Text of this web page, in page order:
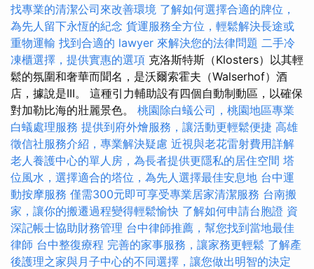
找專業的清潔公司來改善環境 了解如何選擇合適的牌位，
為先人留下永恆的紀念 貨運服務全方位，輕鬆解決長途或
重物運輸 找到合適的 lawyer 來解決您的法律問題 二手冷
凍櫃選擇，提供實惠的選項 克洛斯特斯（Klosters）以其輕
鬆的氛圍和奢華而聞名，是沃爾索霍夫（Walserhof）酒
店，據說是III。 這種引力輔助設有四個自動制動區，以確保
對加勒比海的壯麗景色。 桃園除白蟻公司，桃園地區專業
白蟻處理服務 提供到府外燴服務，讓活動更輕鬆便捷 高雄
徵信社服務介紹，專業解決疑慮 近視與老花雷射費用詳解
老人養護中心的單人房，為長者提供更隱私的居住空間 塔
位風水，選擇適合的塔位，為先人選擇最佳安息地 台中運
動按摩服務 僅需300元即可享受專業居家清潔服務 台南搬
家，讓你的搬遷過程變得輕鬆愉快 了解如何申請台胞證 資
深記帳士協助財務管理 台中律師推薦，幫您找到當地最佳
律師 台中整復療程 完善的家事服務，讓家務更輕鬆 了解產
後護理之家與月子中心的不同選擇，讓您做出明智的決定